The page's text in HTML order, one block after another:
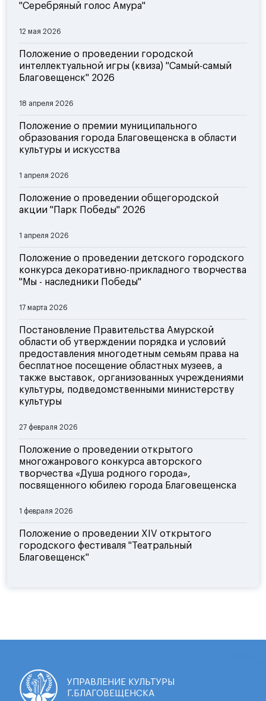
"Серебряный голос Амура"
12 мая 2026
Положение о проведении городской
интеллектуальной игры (квиза) "Самый-самый
Благовещенск" 2026
18 апреля 2026
Положение о премии муниципального
образования города Благовещенска в области
культуры и искусства
1 апреля 2026
Положение о проведении общегородской
акции "Парк Победы" 2026
1 апреля 2026
Положение о проведении детского городского
конкурса декоративно-прикладного творчества
"Мы - наследники Победы"
17 марта 2026
Постановление Правительства Амурской
области об утверждении порядка и условий
предоставления многодетным семьям права на
бесплатное посещение областных музеев, а
также выставок, организованных учреждениями
культуры, подведомственными министерству
культуры
27 февраля 2026
Положение о проведении открытого
многожанрового конкурса авторского
творчества «Душа родного города»,
посвященного юбилею города Благовещенска
1 февраля 2026
Положение о проведении XIV открытого
городского фестиваля "Театральный
Благовещенск"
УПРАВЛЕНИЕ КУЛЬТУРЫ
Г.БЛАГОВЕЩЕНСКА